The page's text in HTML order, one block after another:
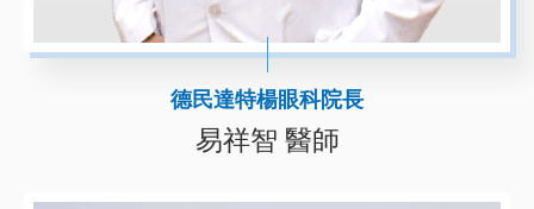
德民達特楊眼科院長
易祥智 醫師